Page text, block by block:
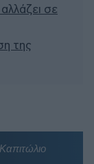
σε
της
Καπιτώλιο